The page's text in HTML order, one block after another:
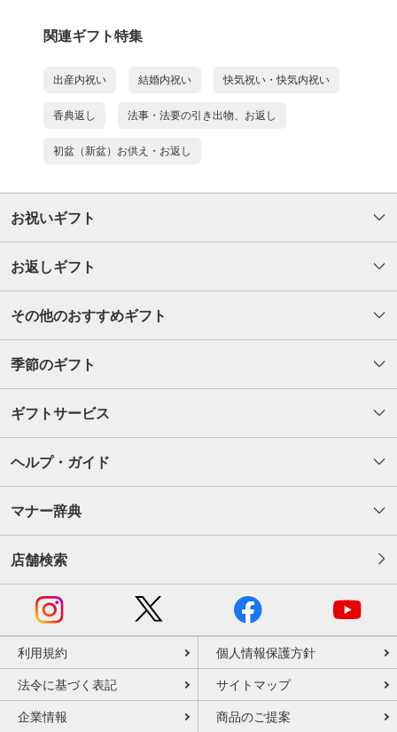
関連ギフト特集
出産内祝い 結婚内祝い 快気祝い・快気内祝い
香典返し 法事・法要の引き出物、お返し
初盆（新盆）お供え・お返し
お祝いギフト
お返しギフト
その他のおすすめギフト
季節のギフト
ギフトサービス
ヘルプ・ガイド
マナー辞典
店舗検索
利用規約 個人情報保護方針
法令に基づく表記 サイトマップ
企業情報 商品のご提案